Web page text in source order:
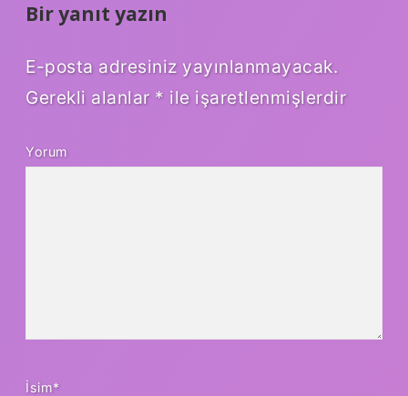
Bir yanıt yazın
E-posta adresiniz yayınlanmayacak.
Gerekli alanlar * ile işaretlenmişlerdir
Yorum
İsim*